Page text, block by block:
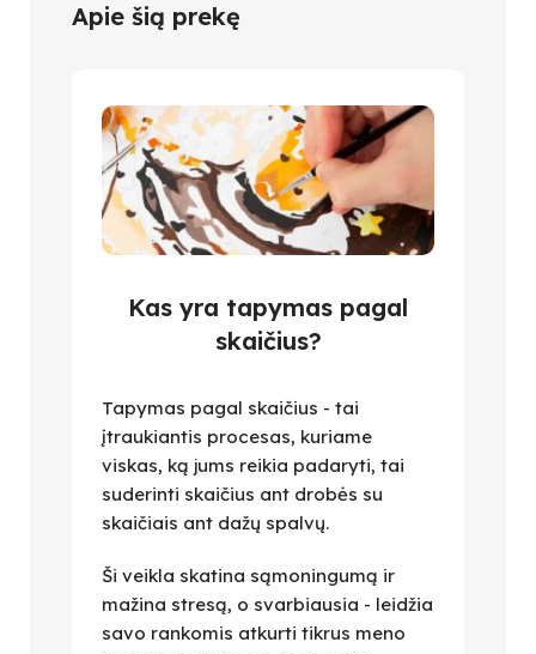
Apie šią prekę
Kas yra tapymas pagal
skaičius?
Tapymas pagal skaičius - tai
įtraukiantis procesas, kuriame
viskas, ką jums reikia padaryti, tai
suderinti skaičius ant drobės su
skaičiais ant dažų spalvų.
Ši veikla skatina sąmoningumą ir
mažina stresą, o svarbiausia - leidžia
savo rankomis atkurti tikrus meno